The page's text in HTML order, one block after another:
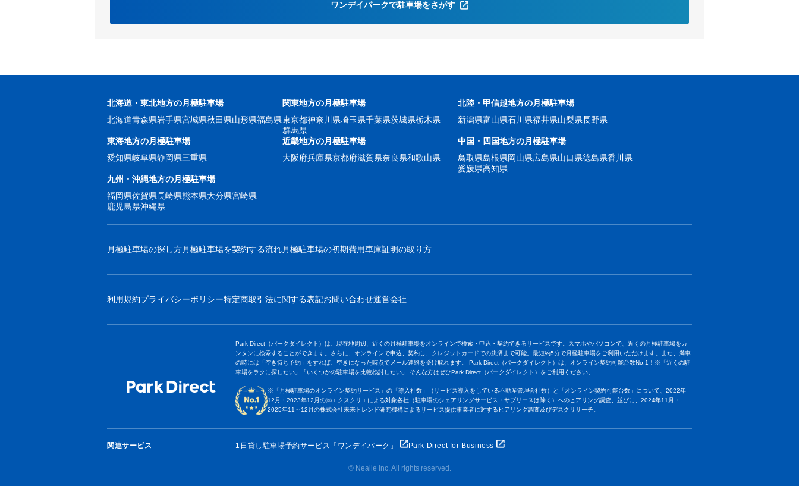
ワンデイパークで駐車場をさがす
北海道・東北地方の月極駐車場
北海道青森県岩手県宮城県秋田県山形県福島県
関東地方の月極駐車場
東京都神奈川県埼玉県千葉県茨城県栃木県
群馬県
北陸・甲信越地方の月極駐車場
新潟県富山県石川県福井県山梨県長野県
東海地方の月極駐車場
愛知県岐阜県静岡県三重県
近畿地方の月極駐車場
大阪府兵庫県京都府滋賀県奈良県和歌山県
中国・四国地方の月極駐車場
鳥取県島根県岡山県広島県山口県徳島県香川県
愛媛県高知県
九州・沖縄地方の月極駐車場
福岡県佐賀県長崎県熊本県大分県宮崎県
鹿児島県沖縄県
月極駐車場の探し方月極駐車場を契約する流れ月極駐車場の初期費用車庫証明の取り方
利用規約プライバシーポリシー特定商取引法に関する表記お問い合わせ運営会社
Park Direct（パークダイレクト）は、現在地周辺、近くの月極駐車場をオンラインで検索・申込・契約できるサービスです。スマホやパソコンで、近くの月極駐車場をカ
ンタンに検索することができます。さらに、オンラインで申込、契約し、クレジットカードでの決済まで可能。最短約5分で月極駐車場をご利用いただけます。また、満車
の時には「空き待ち予約」をすれば、空きになった時点でメール連絡を受け取れます。 Park Direct（パークダイレクト）は、オンライン契約可能台数No.1！※
「近くの駐
車場をラクに探したい」「いくつかの駐車場を比較検討したい」 そんな方はぜひPark Direct（パークダイレクト）をご利用ください。
※「月極駐車場のオンライン契約サービス」の「導入社数」（サービス導入をしている不動産管理会社数）と「オンライン契約可能台数」について、2022年
12月・2023年12月の㈱エクスクリエによる対象各社（駐車場のシェアリングサービス・サブリースは除く）へのヒアリング調査、並びに、2024年11月・
2025年11～12月の株式会社未来トレンド研究機構によるサービス提供事業者に対するヒアリング調査及びデスクリサーチ。
関連サービス 1日貸し駐車場予約サービス「ワンデイパーク」 Park Direct for Business
© Nealle Inc. All rights reserved.